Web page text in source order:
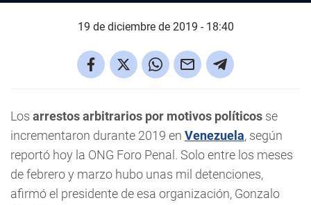
19 de diciembre de 2019 - 18:40
Los arrestos arbitrarios por motivos políticos se
incrementaron durante 2019 en Venezuela, según
reportó hoy la ONG Foro Penal. Solo entre los meses
de febrero y marzo hubo unas mil detenciones,
afirmó el presidente de esa organización, Gonzalo